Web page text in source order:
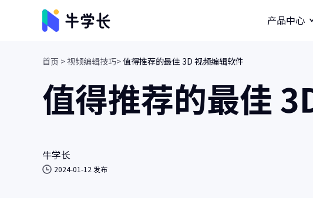
产品中心
视频创意
牛小影
画质增强/视频修复/AI视频抠像
首页 >视频编辑技巧>值得推荐的最佳 3D 视频编辑软件
值得推荐的最佳
牛学长
2024-01-12 发布